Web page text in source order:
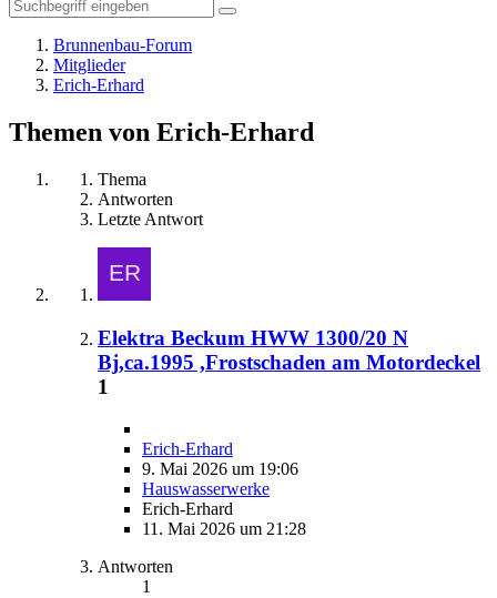
Brunnenbau-Forum
Mitglieder
Erich-Erhard
Themen von Erich-Erhard
Thema
Antworten
Letzte Antwort
Elektra Beckum HWW 1300/20 N
Bj,ca.1995 ,Frostschaden am Motordeckel
1
Erich-Erhard
9. Mai 2026 um 19:06
Hauswasserwerke
Erich-Erhard
11. Mai 2026 um 21:28
Antworten
1